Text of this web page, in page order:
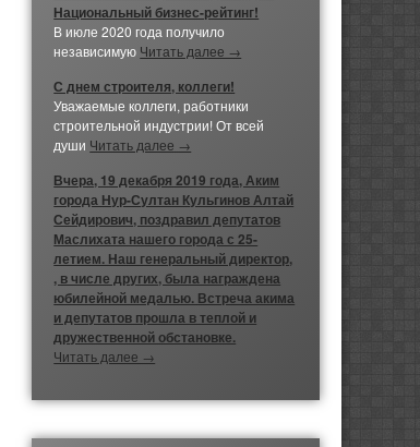
Национальный бизнес-рейтинг!
В июле 2020 года получило
независимую Читать далее →
С днем строителя, коллеги!
Уважаемые коллеги, работники
строительной индустрии! От всей
души Читать далее →
Вчера, 19 декабря 2019 года, Аким
города Нур-Султан Кульгинов Алтай
Сейдирович, поздравил депутатов
Маслихата нашего города с 25-
летием. Наш генеральный директор,
, в числе других, была награждена
юбилейной медалью. Встреча акима
и депутатов прошла в теплой и
дружественной обстановке.
Читать далее →